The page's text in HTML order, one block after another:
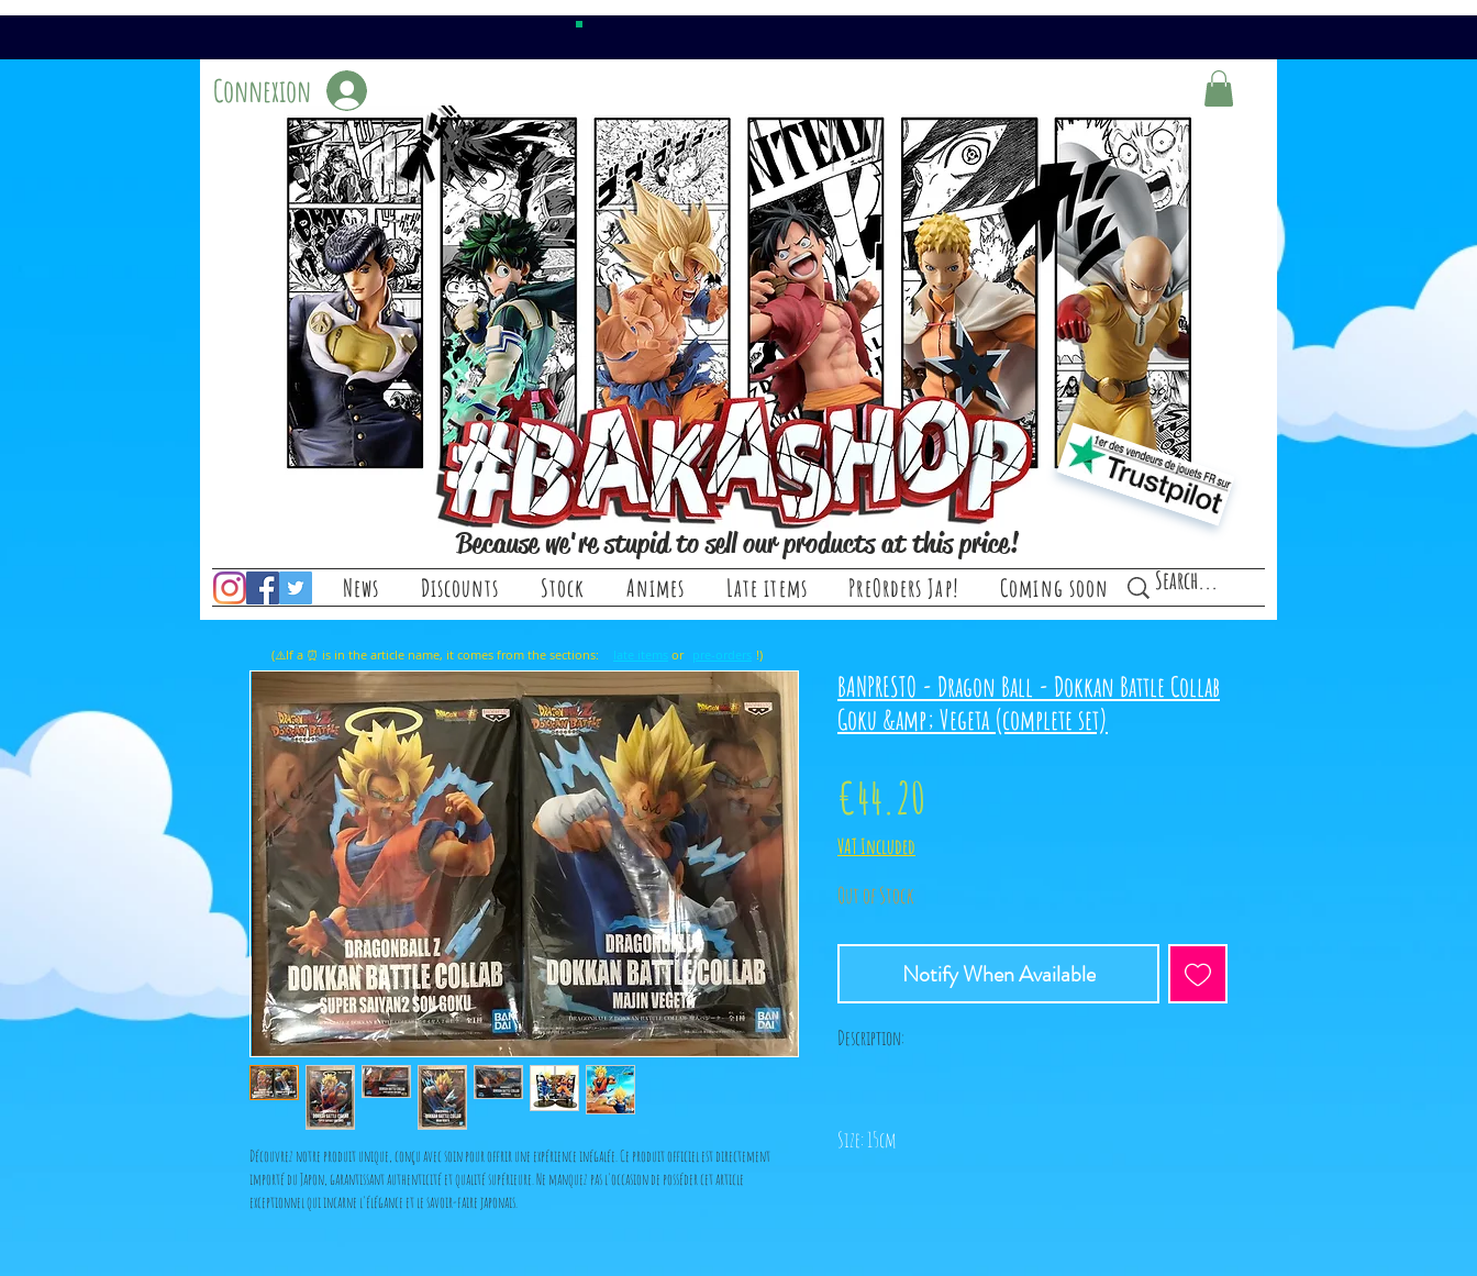
Connexion
Because we're stupid to sell our products at this price!
News Discounts Stock Animes Late items PreOrders Jap! Coming soon
Découvrez notre produit unique, conçu avec soin pour offrir une expérience inégalée. Ce produit officiel est directement
importé du Japon, garantissant authenticité et qualité supérieure. Ne manquez pas l'occasion de posséder cet article
exceptionnel qui incarne l'élégance et le savoir-faire japonais.
BANPRESTO - Dragon Ball - Dokkan Battle Collab
Goku &amp; Vegeta (complete set)
€44.20
VAT Included
Out of Stock
Notify When Available
Description:
Size: 15cm
(⚠️If a ⏰ is in the article name, it comes from the sections: or !)
late items pre-orders